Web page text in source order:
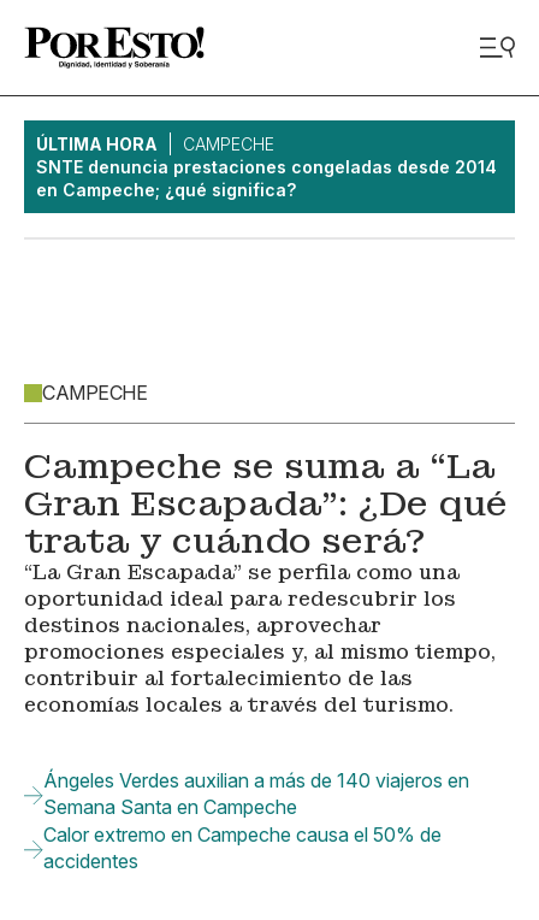
ÚLTIMA HORA
CAMPECHE
SNTE denuncia prestaciones congeladas desde 2014
en Campeche; ¿qué significa?
CAMPECHE
Campeche se suma a “La
Gran Escapada”: ¿De qué
trata y cuándo será?
“La Gran Escapada” se perfila como una
oportunidad ideal para redescubrir los
destinos nacionales, aprovechar
promociones especiales y, al mismo tiempo,
contribuir al fortalecimiento de las
economías locales a través del turismo.
Ángeles Verdes auxilian a más de 140 viajeros en
Semana Santa en Campeche
Calor extremo en Campeche causa el 50% de
accidentes